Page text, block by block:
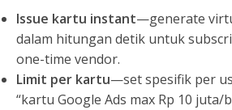
Issue kartu instant—generate
dalam hitungan detik untuk
one-time vendor.
Limit per kartu—set spesifik per
“kartu Google Ads max Rp 10 juta/